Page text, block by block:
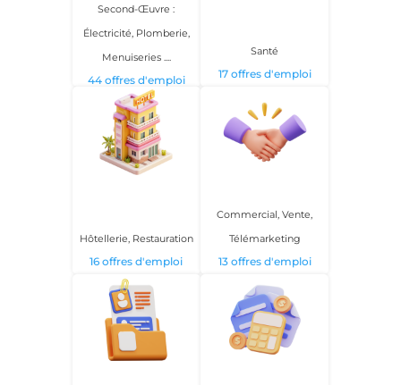
Second-Œuvre :
Électricité, Plomberie,
Menuiseries ....
44 offres d'emploi
Santé
17 offres d'emploi
Hôtellerie, Restauration
16 offres d'emploi
Commercial, Vente,
Télémarketing
13 offres d'emploi